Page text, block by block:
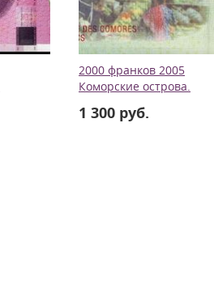
2000 франков 2005
Коморские острова.
1 300 руб.